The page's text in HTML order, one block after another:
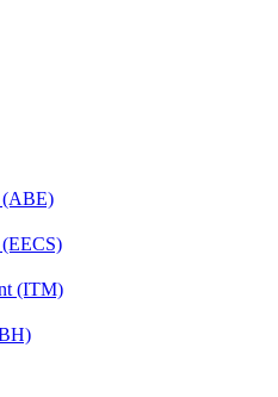
(ABE)
(ITM)